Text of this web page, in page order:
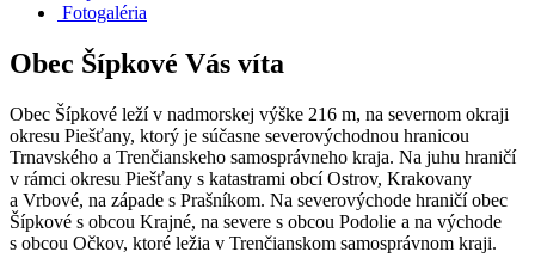
Fotogaléria
Obec Šípkové Vás víta
Obec Šípkové leží v nadmorskej výške 216 m, na severnom okraji
okresu Piešťany, ktorý je súčasne severovýchodnou hranicou
Trnavského a Trenčianskeho samosprávneho kraja. Na juhu hraničí
v rámci okresu Piešťany s katastrami obcí Ostrov, Krakovany
a Vrbové, na západe s Prašníkom. Na severovýchode hraničí obec
Šípkové s obcou Krajné, na severe s obcou Podolie a na východe
s obcou Očkov, ktoré ležia v Trenčianskom samosprávnom kraji.